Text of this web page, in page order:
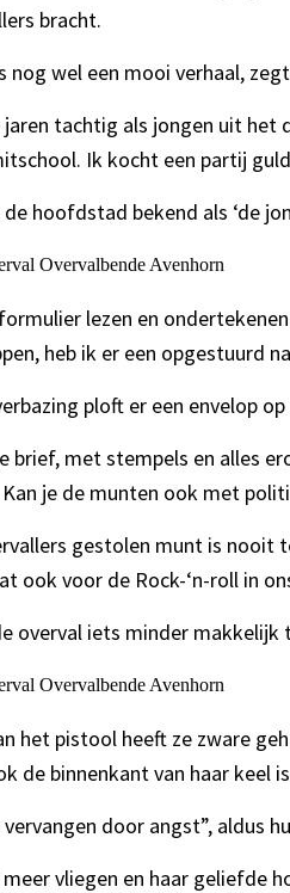
bracht.
nog wel een mooi verhaal,
tachtig als jongen uit
Ik kocht een partij
hoofdstad bekend als ‘de
lezen en
heb ik er een opgestuurd
ploft er een envelop
brief, met stempels en alles
je de munten ook met
gestolen munt is nooit
ook voor de Rock-‘n-roll in
overval iets minder
het pistool heeft ze zware
de binnenkant van haar keel
vervangen door angst”, aldus
meer vliegen en haar geliefde